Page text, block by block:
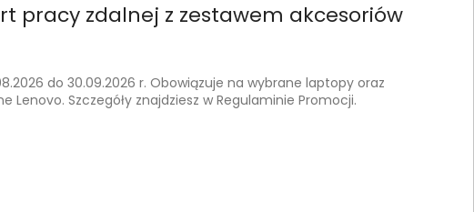
pracy zdalnej z zestawem akcesoriów
do 30.09.2026 r. Obowiązuje na wybrane laptopy oraz
Lenovo. Szczegóły znajdziesz w Regulaminie Promocji.